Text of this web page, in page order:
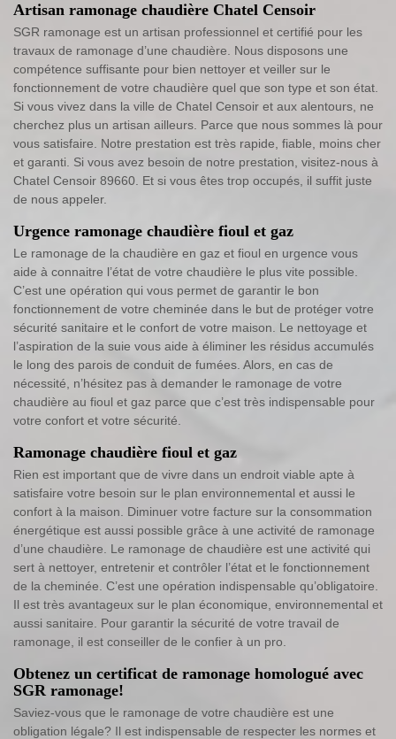
Artisan ramonage chaudière Chatel Censoir
SGR ramonage est un artisan professionnel et certifié pour les
travaux de ramonage d’une chaudière. Nous disposons une
compétence suffisante pour bien nettoyer et veiller sur le
fonctionnement de votre chaudière quel que son type et son état.
Si vous vivez dans la ville de Chatel Censoir et aux alentours, ne
cherchez plus un artisan ailleurs. Parce que nous sommes là pour
vous satisfaire. Notre prestation est très rapide, fiable, moins cher
et garanti. Si vous avez besoin de notre prestation, visitez-nous à
Chatel Censoir 89660. Et si vous êtes trop occupés, il suffit juste
de nous appeler.
Urgence ramonage chaudière fioul et gaz
Le ramonage de la chaudière en gaz et fioul en urgence vous
aide à connaitre l’état de votre chaudière le plus vite possible.
C’est une opération qui vous permet de garantir le bon
fonctionnement de votre cheminée dans le but de protéger votre
sécurité sanitaire et le confort de votre maison. Le nettoyage et
l’aspiration de la suie vous aide à éliminer les résidus accumulés
le long des parois de conduit de fumées. Alors, en cas de
nécessité, n’hésitez pas à demander le ramonage de votre
chaudière au fioul et gaz parce que c’est très indispensable pour
votre confort et votre sécurité.
Ramonage chaudière fioul et gaz
Rien est important que de vivre dans un endroit viable apte à
satisfaire votre besoin sur le plan environnemental et aussi le
confort à la maison. Diminuer votre facture sur la consommation
énergétique est aussi possible grâce à une activité de ramonage
d’une chaudière. Le ramonage de chaudière est une activité qui
sert à nettoyer, entretenir et contrôler l’état et le fonctionnement
de la cheminée. C’est une opération indispensable qu’obligatoire.
Il est très avantageux sur le plan économique, environnemental et
aussi sanitaire. Pour garantir la sécurité de votre travail de
ramonage, il est conseiller de le confier à un pro.
Obtenez un certificat de ramonage homologué avec
SGR ramonage!
Saviez-vous que le ramonage de votre chaudière est une
obligation légale? Il est indispensable de respecter les normes et